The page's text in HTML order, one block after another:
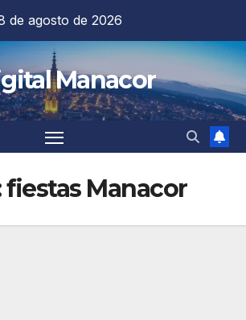
de agosto de 2026
Manacor
fiestas Manacor